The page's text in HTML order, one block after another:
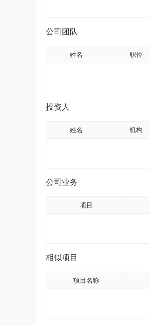
公司团队
姓名 职位
投资人
姓名 机构
公司业务
项目
相似项目
项目名称